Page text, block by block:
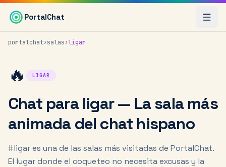
Saltar al contenido principal
PortalChat
portalchat›salas›ligar
🔥 LIGAR
Chat para ligar — La sala más
animada del chat hispano
#ligar es una de las salas más visitadas de PortalChat.
El lugar donde el coqueteo no necesita excusas y la